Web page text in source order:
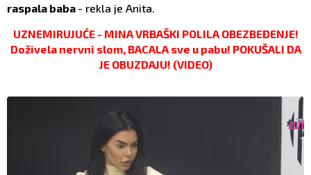
raspala baba - rekla je Anita.
UZNEMIRUJUĆE - MINA VRBAŠKI POLILA OBEZBEĐENJE!
Doživela nervni slom, BACALA sve u pabu! POKUŠALI DA
JE OBUZDAJU! (VIDEO)